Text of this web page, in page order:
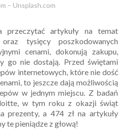
– Unsplash.com
przeczytać artykuły na temat
tysięcy poszkodowanych
cenami, dokonują zakupu,
go nie dostają. Przed świętami
internetowych, które nie dość
to jeszcze dają możliwością
w jednym miejscu. Z badań
w tym roku z okazji świąt
prezenty, a 474 zł na artykuły
te pieniądze z głową!